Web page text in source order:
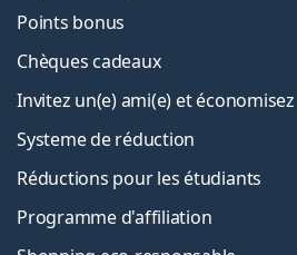
Points bonus
Chèques cadeaux
Invitez un(e) ami(e) et économisez
Systeme de réduction
Réductions pour les étudiants
Programme d'affiliation